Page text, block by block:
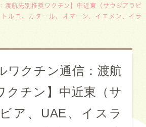
渡航先別推奨ワクチン】中近東（サウジアラビ
ルコ、カタール、オマーン、イエメン、イラ
ワクチン通信：渡航
クチン】中近東（サ
ア、UAE、イスラ